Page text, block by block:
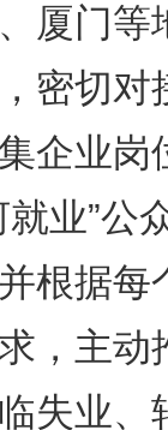
厦门等
密切对
企业岗
业”公
根据每
，主动
失业、